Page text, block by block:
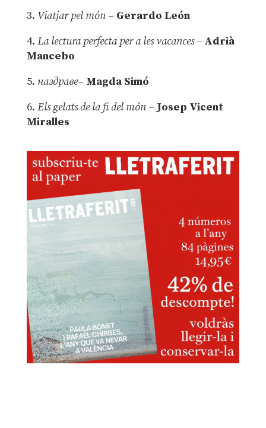
3. Viatjar pel món – Gerardo León
4. La lectura perfecta per a les vacances –Adrià
Mancebo
5. наздраве– Magda Simó
6. Els gelats de la fi del món – Josep Vicent
Miralles